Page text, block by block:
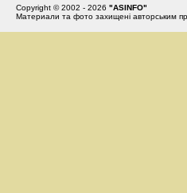
Copyright © 2002 - 2026 "ASINFO"
Материали та фото захищені авторським